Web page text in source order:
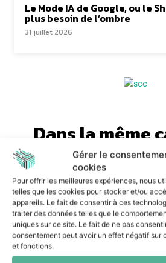
Gérer le
cookies
Pour offrir les meilleures expériences, nous
telles que les cookies pour stocker et/ou
appareils. Le fait de consentir à ces
traiter des données telles que le
uniques sur ce site. Le fait de ne pas
consentement peut avoir un effet négatif sur
et fonctions.
Le Mode IA de Google, ou le
plus besoin de l’ombre
31 juillet 2026
Dans la même
Le Mode IA de
Shadow AI qui
de l’ombre
31 juillet 2026